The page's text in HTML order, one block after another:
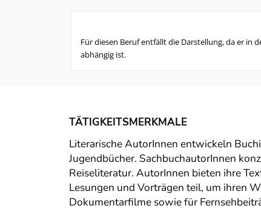
Für diesen Beruf entfällt die Darstellung, da er in
abhängig ist.
TÄTIGKEITSMERKMALE
Literarische AutorInnen entwickeln
Jugendbücher. SachbuchautorInnen
Reiseliteratur. AutorInnen bieten ihre
Lesungen und Vorträgen teil, um ihren
Dokumentarfilme sowie für